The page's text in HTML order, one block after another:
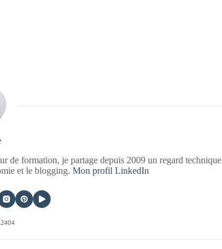
de formation, je partage depuis 2009 un regard technique
et le blogging.Mon profil LinkedIn